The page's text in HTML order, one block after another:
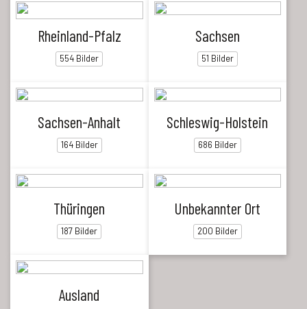
Rheinland-Pfalz
554 Bilder
Sachsen
51 Bilder
Sachsen-Anhalt
164 Bilder
Schleswig-Holstein
686 Bilder
Thüringen
187 Bilder
Unbekannter Ort
200 Bilder
Ausland